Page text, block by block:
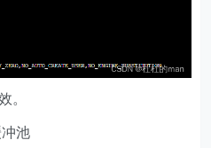
。
池